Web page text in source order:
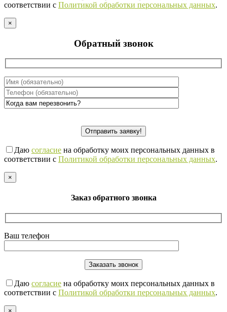
соответствии с Политикой обработки персональных данных.
×
Обратный звонок
Даю согласие на обработку моих персональных данных в
соответствии с Политикой обработки персональных данных.
×
Заказ обратного звонка
Ваш телефон
Даю согласие на обработку моих персональных данных в
соответствии с Политикой обработки персональных данных.